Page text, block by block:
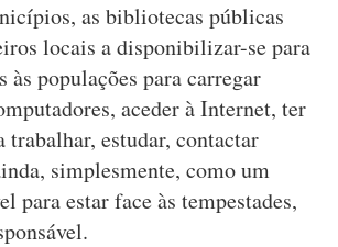
as bibliotecas públicas
locais a disponibilizar-se para
às populações para carregar
aceder à Internet, ter
trabalhar, estudar, contactar
simplesmente, como um
para estar face às tempestades,